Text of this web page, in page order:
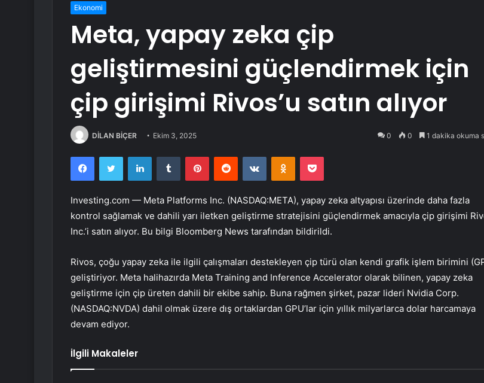
Ekonomi
Meta, yapay zeka çip
geliştirmesini güçlendirmek için
çip girişimi Rivos’u satın alıyor
DİLAN BİÇER Ekim 3, 2025 0 0 1 dakika okuma
FacebookTwitter LinkedInTumblr PinterestReddit VKontakteOdnoklassniki
Pocket
Investing.com — Meta Platforms Inc. (NASDAQ:META), yapay zeka altyapısı üzerinde daha fazla
kontrol sağlamak ve dahili yarı iletken geliştirme stratejisini güçlendirmek amacıyla çip girişimi
Inc.’i satın alıyor. Bu bilgi Bloomberg News tarafından bildirildi.
Rivos, çoğu yapay zeka ile ilgili çalışmaları destekleyen çip türü olan kendi grafik işlem birimini
geliştiriyor. Meta halihazırda Meta Training and Inference Accelerator olarak bilinen, yapay zeka
geliştirme için çip üreten dahili bir ekibe sahip. Buna rağmen şirket, pazar lideri Nvidia Corp.
(NASDAQ:NVDA) dahil olmak üzere dış ortaklardan GPU’lar için yıllık milyarlarca dolar harcamaya
devam ediyor.
İlgili Makaleler